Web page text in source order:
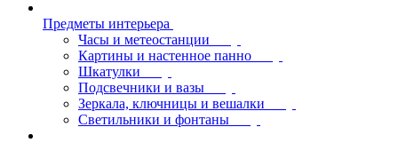
Предметы интерьера
Часы и метеостанции
Картины и настенное панно
Шкатулки
Подсвечники и вазы
Зеркала, ключницы и вешалки
Светильники и фонтаны